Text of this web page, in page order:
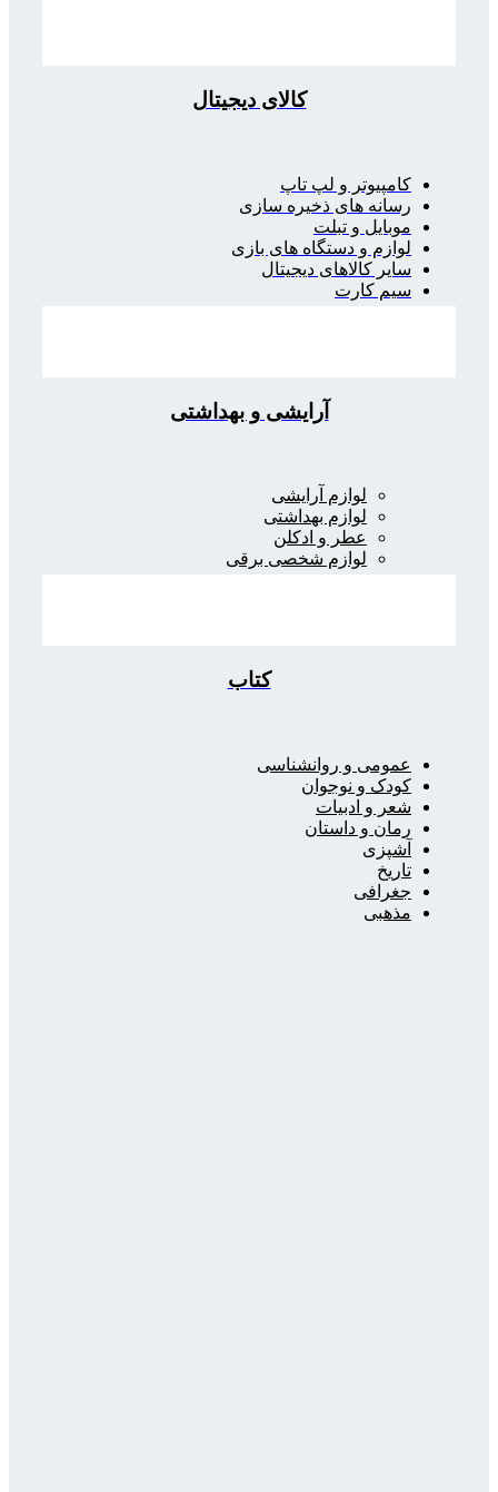
کالای دیجیتال
کامپیوتر و لپ تاپ
رسانه های ذخیره سازی
موبایل و تبلت
لوازم و دستگاه های بازی
سایر کالاهای دیجیتال
سیم کارت
آرایشی و بهداشتی
لوازم آرایشی
لوازم بهداشتی
عطر و ادکلن
لوازم شخصی برقی
کتاب
عمومی و روانشناسی
کودک و نوجوان
شعر و ادبیات
رمان و داستان
آشپزی
تاریخ
جغرافی
مذهبی